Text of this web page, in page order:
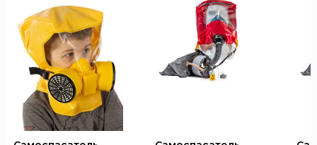
Специнформатика-СИ
Спецприбор
СПИ
ТЕМПЕРО
Феникс
Элемент
Эридан